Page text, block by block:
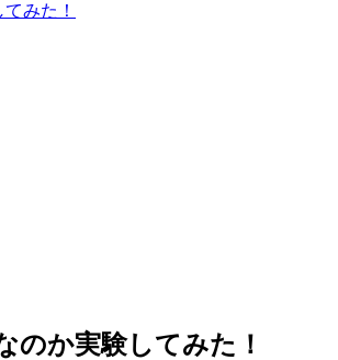
みた！
のか実験してみた！